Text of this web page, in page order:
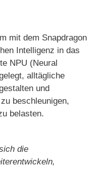
mit dem Snapdragon
Intelligenz in das
NPU (Neural
alltägliche
und
beschleunigen,
belasten.
die